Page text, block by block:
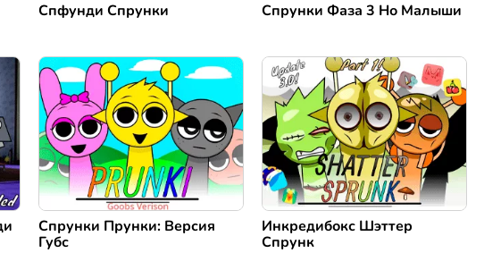
Спфунди Спрунки Спрунки Фаза 3 Но Малыши
Спрунки Прунки: Версия
Губс
Инкредибокс Шэттер
Спрунк